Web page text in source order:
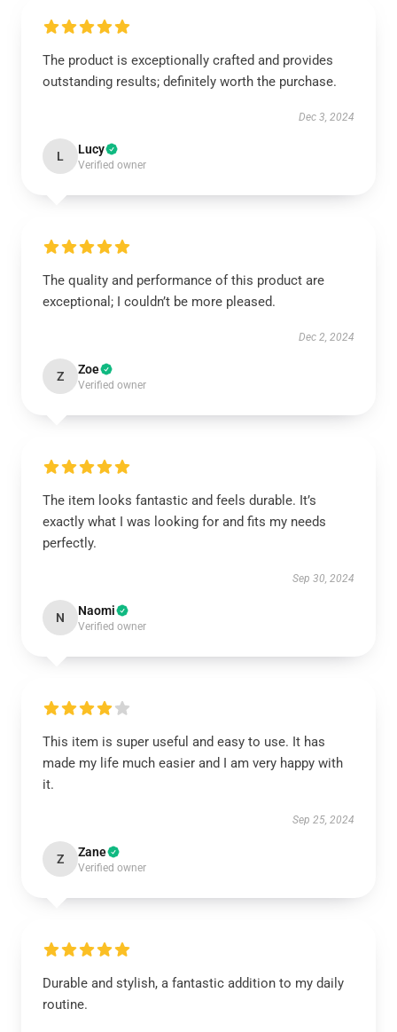
The product is exceptionally crafted and provides
outstanding results; definitely worth the purchase.
Dec 3, 2024
L Lucy
Verified owner
The quality and performance of this product are
exceptional; I couldn’t be more pleased.
Dec 2, 2024
Z Zoe
Verified owner
The item looks fantastic and feels durable. It’s
exactly what I was looking for and fits my needs
perfectly.
Sep 30, 2024
N Naomi
Verified owner
This item is super useful and easy to use. It has
made my life much easier and I am very happy with
it.
Sep 25, 2024
Z Zane
Verified owner
Durable and stylish, a fantastic addition to my daily
routine.